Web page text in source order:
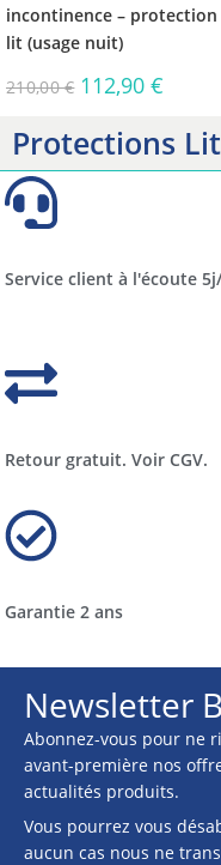
incontinence – protection
lit (usage nuit)
210,00€ 112,90€
Protections Lit
Service client à l'écoute
Retour gratuit. Voir CGV.
Garantie 2 ans
Newsletter
Abonnez-vous pour ne
avant-première nos
actualités produits.
Vous pourrez vous
aucun cas nous ne